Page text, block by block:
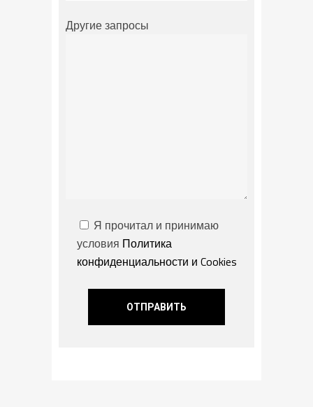
Другие запросы
Я прочитал и принимаю
условия Политика
конфиденциальности и Cookies